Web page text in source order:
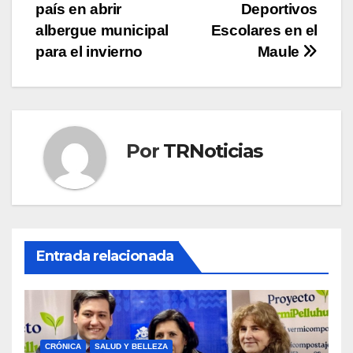
entradas
Deportivos
Escolares en el
Maule
país en abrir
albergue municipal
para el invierno
Por TRNoticias
Entrada relacionada
CRÓNICA SALUD Y BELLEZA